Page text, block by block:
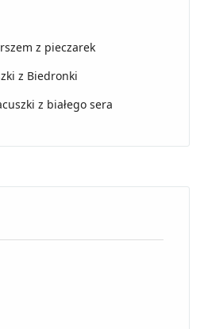
z pieczarek
z Biedronki
z białego sera